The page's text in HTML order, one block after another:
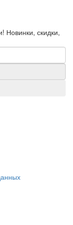
Новинки, скидки,